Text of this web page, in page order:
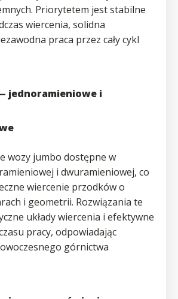
Priorytetem jest stabilne
wiercenia, solidna
praca przez cały cykl
jednoramieniowe i
wozy jumbo dostępne w
i dwuramieniowej, co
wiercenie przodków o
i geometrii. Rozwiązania te
układy wiercenia i efektywne
pracy, odpowiadając
górnictwa